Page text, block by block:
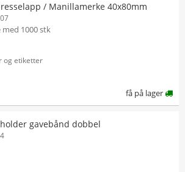
/ Manillamerke 40x80mm
med 1000 stk
og etiketter
få på lager
gavebånd dobbel